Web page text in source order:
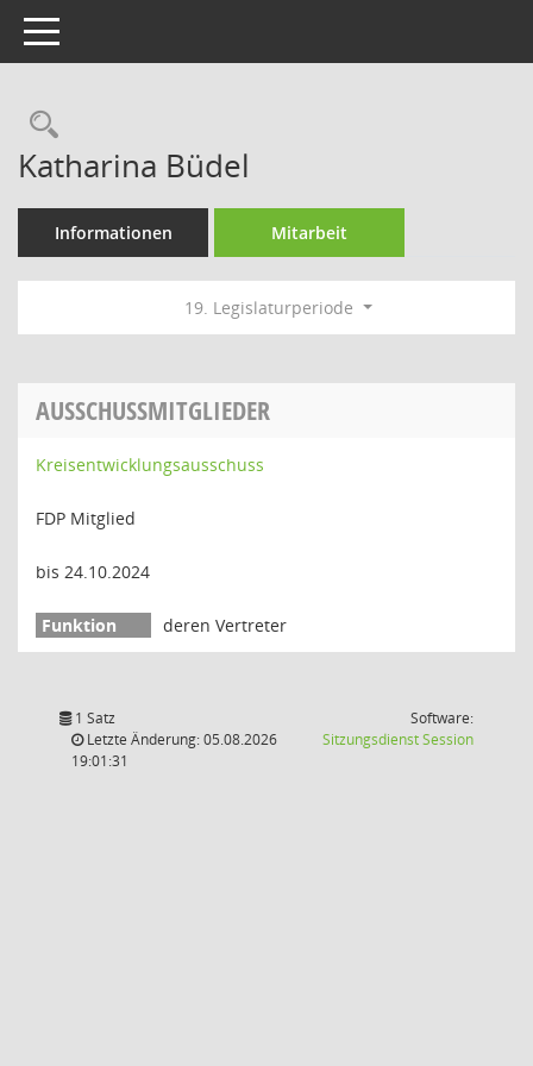
Toggle navigation
Rechercheauswahl
Katharina Büdel
Informationen Mitarbeit
19. Legislaturperiode
AUSSCHUSSMITGLIEDER
Kreisentwicklungsausschuss
FDP Mitglied
bis 24.10.2024
deren Vertreter
1 Satz
Letzte Änderung: 05.08.2026
19:01:31
Software:
SitzungsdienstSession(Wird in